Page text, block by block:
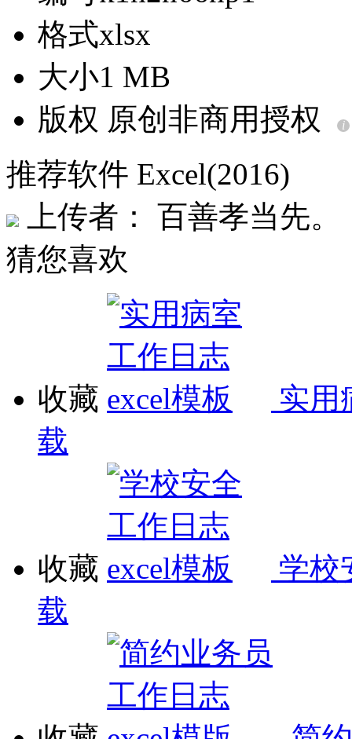
格式xlsx
大小1 MB
版权 原创非商用授权 i
推荐软件 Excel(2016)
上传者： 百善孝当先。
猜您喜欢
收藏
实用
载
收藏
学校
载